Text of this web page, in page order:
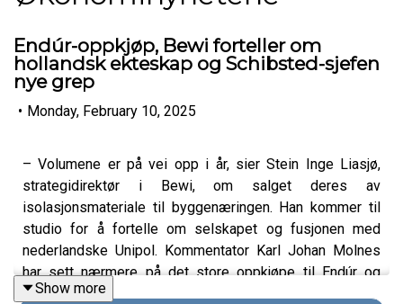
Endúr-oppkjøp, Bewi forteller om
hollandsk ekteskap og Schibsted-sjefen
nye grep
• Monday, February 10, 2025
– Volumene er på vei opp i år, sier Stein Inge Liasjø,
strategidirektør i Bewi, om salget deres av
isolasjonsmateriale til byggenæringen. Han kommer til
studio for å fortelle om selskapet og fusjonen med
nederlandske Unipol. Kommentator Karl Johan Molnes
har sett nærmere på det store oppkjøpe til Endúr og
Trumps siste påfunn, mens vi også hører fra Schibsted-
Show more